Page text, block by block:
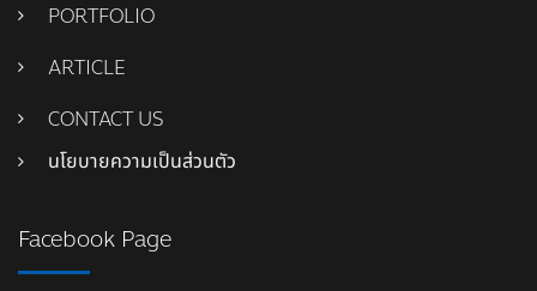
PORTFOLIO
ARTICLE
CONTACT US
นโยบายความเป็นส่วนตัว
Facebook Page